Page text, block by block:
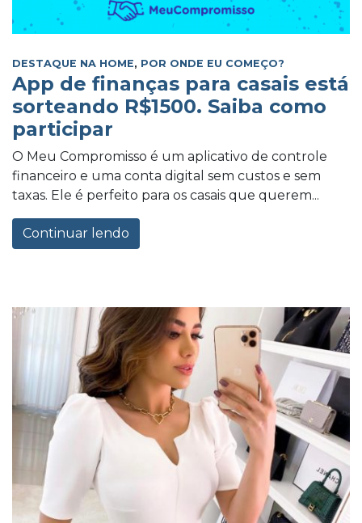
DESTAQUE NA HOME, POR ONDE EU COMEÇO?
App de finanças para casais está
sorteando R$1500. Saiba como
participar
O Meu Compromisso é um aplicativo de controle
financeiro e uma conta digital sem custos e sem
taxas. Ele é perfeito para os casais que querem...
Continuar lendo